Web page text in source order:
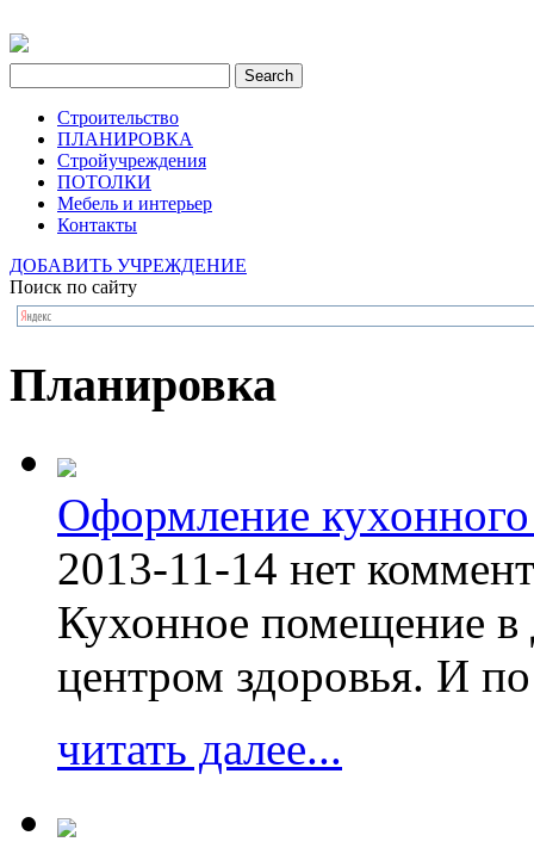
Строительство
ПЛАНИРОВКА
Стройучреждения
ПОТОЛКИ
Мебель и интерьер
Контакты
ДОБАВИТЬ УЧРЕЖДЕНИЕ
Поиск по сайту
Планировка
Оформление
2013-11-14 нет
Кухонное помещение в
центром здоровья. И
читать далее...